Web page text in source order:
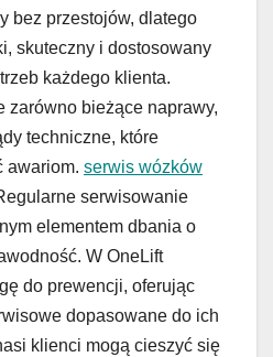
bez przestojów, dlatego
skuteczny i dostosowany
każdego klienta.
zarówno bieżące naprawy,
techniczne, które
awariom. serwis wózków
serwisowanie
elementem dbania o
W OneLift
do prewencji, oferując
dopasowane do ich
klienci mogą cieszyć się